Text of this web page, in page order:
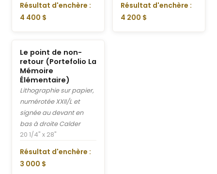
Résultat d'enchère :
4 400 $
Résultat d'enchère :
4 200 $
Le point de non-
retour (Portefolio La
Mémoire
Élémentaire)
Lithographie sur papier,
numérotée XXII/L et
signée au devant en
bas à droite Calder
20 1/4" x 28"
Résultat d'enchère :
3 000 $